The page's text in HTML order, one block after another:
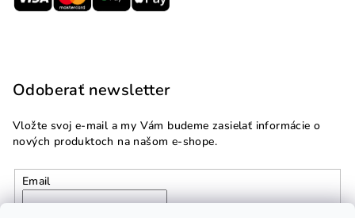
Odoberať newsletter
Vložte svoj e-mail a my Vám budeme zasielať informácie o
nových produktoch na našom e-shope.
Email